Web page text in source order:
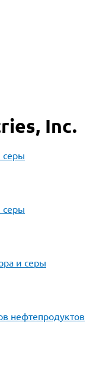
Inc.
серы
серы
и серы
нефтепродуктов